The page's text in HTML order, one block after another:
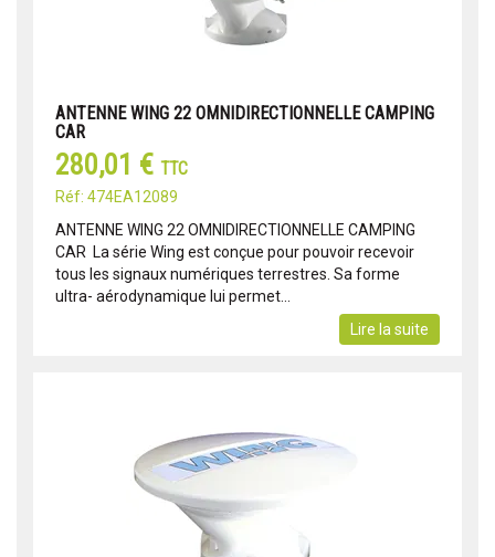
ANTENNE WING 22 OMNIDIRECTIONNELLE CAMPING
CAR
280,01 € TTC
Réf: 474EA12089
ANTENNE WING 22 OMNIDIRECTIONNELLE CAMPING
CAR La série Wing est conçue pour pouvoir recevoir
tous les signaux numériques terrestres. Sa forme
ultra- aérodynamique lui permet...
Lire la suite